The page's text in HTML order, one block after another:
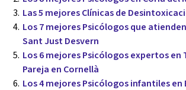
Las 5 mejores Clínicas de
Los 7 mejores Psicólogos que
Sant Just Desvern
Los 6 mejores Psicólogos expertos en
Pareja en Cornellà
Los 4 mejores Psicólogos infantiles en